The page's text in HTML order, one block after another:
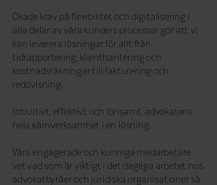
Ökade krav på flexibilitet och digitalisering i
alla delar av våra kunders processer gör att vi
kan leverera lösningar för allt från
tidrapportering, klienthantering och
kostnadsräkningar till fakturering och
redovisning.
Intiuitivt, effektivt och lönsamt, advokatens
hela kärnverksamhet i en lösning.
Våra engagerade och kunniga medarbetare
vet vad som är viktigt i det dagliga arbetet hos
advokatbyråer och juridiska organisationer så